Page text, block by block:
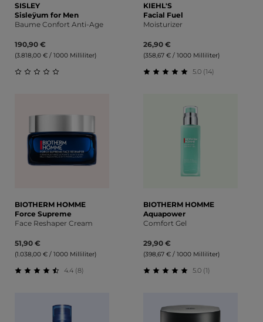
SISLEY
Sisleÿum for Men
Baume Confort Anti-Age
190,90 €
(3.818,00 € / 1000 Milliliter)
KIEHL'S
Facial Fuel
Moisturizer
26,90 €
(358,67 € / 1000 Milliliter)
5.0 (14)
BIOTHERM HOMME
Force Supreme
Face Reshaper Cream
51,90 €
(1.038,00 € / 1000 Milliliter)
4.4 (8)
BIOTHERM HOMME
Aquapower
Comfort Gel
29,90 €
(398,67 € / 1000 Milliliter)
5.0 (1)